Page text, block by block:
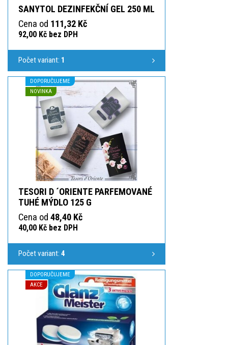
SANYTOL DEZINFEKČNÍ GEL 250 ML
Cena od 111,32 Kč
92,00 Kč bez DPH
Počet variant: 1
DOPORUČUJEME
NOVINKA
TESORI D ´ORIENTE PARFEMOVANÉ
TUHÉ MÝDLO 125 G
Cena od 48,40 Kč
40,00 Kč bez DPH
Počet variant: 4
DOPORUČUJEME
AKCE